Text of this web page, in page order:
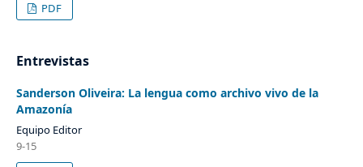
PDF
Entrevistas
Sanderson Oliveira: La lengua como archivo vivo de la
Amazonía
Equipo Editor
9-15